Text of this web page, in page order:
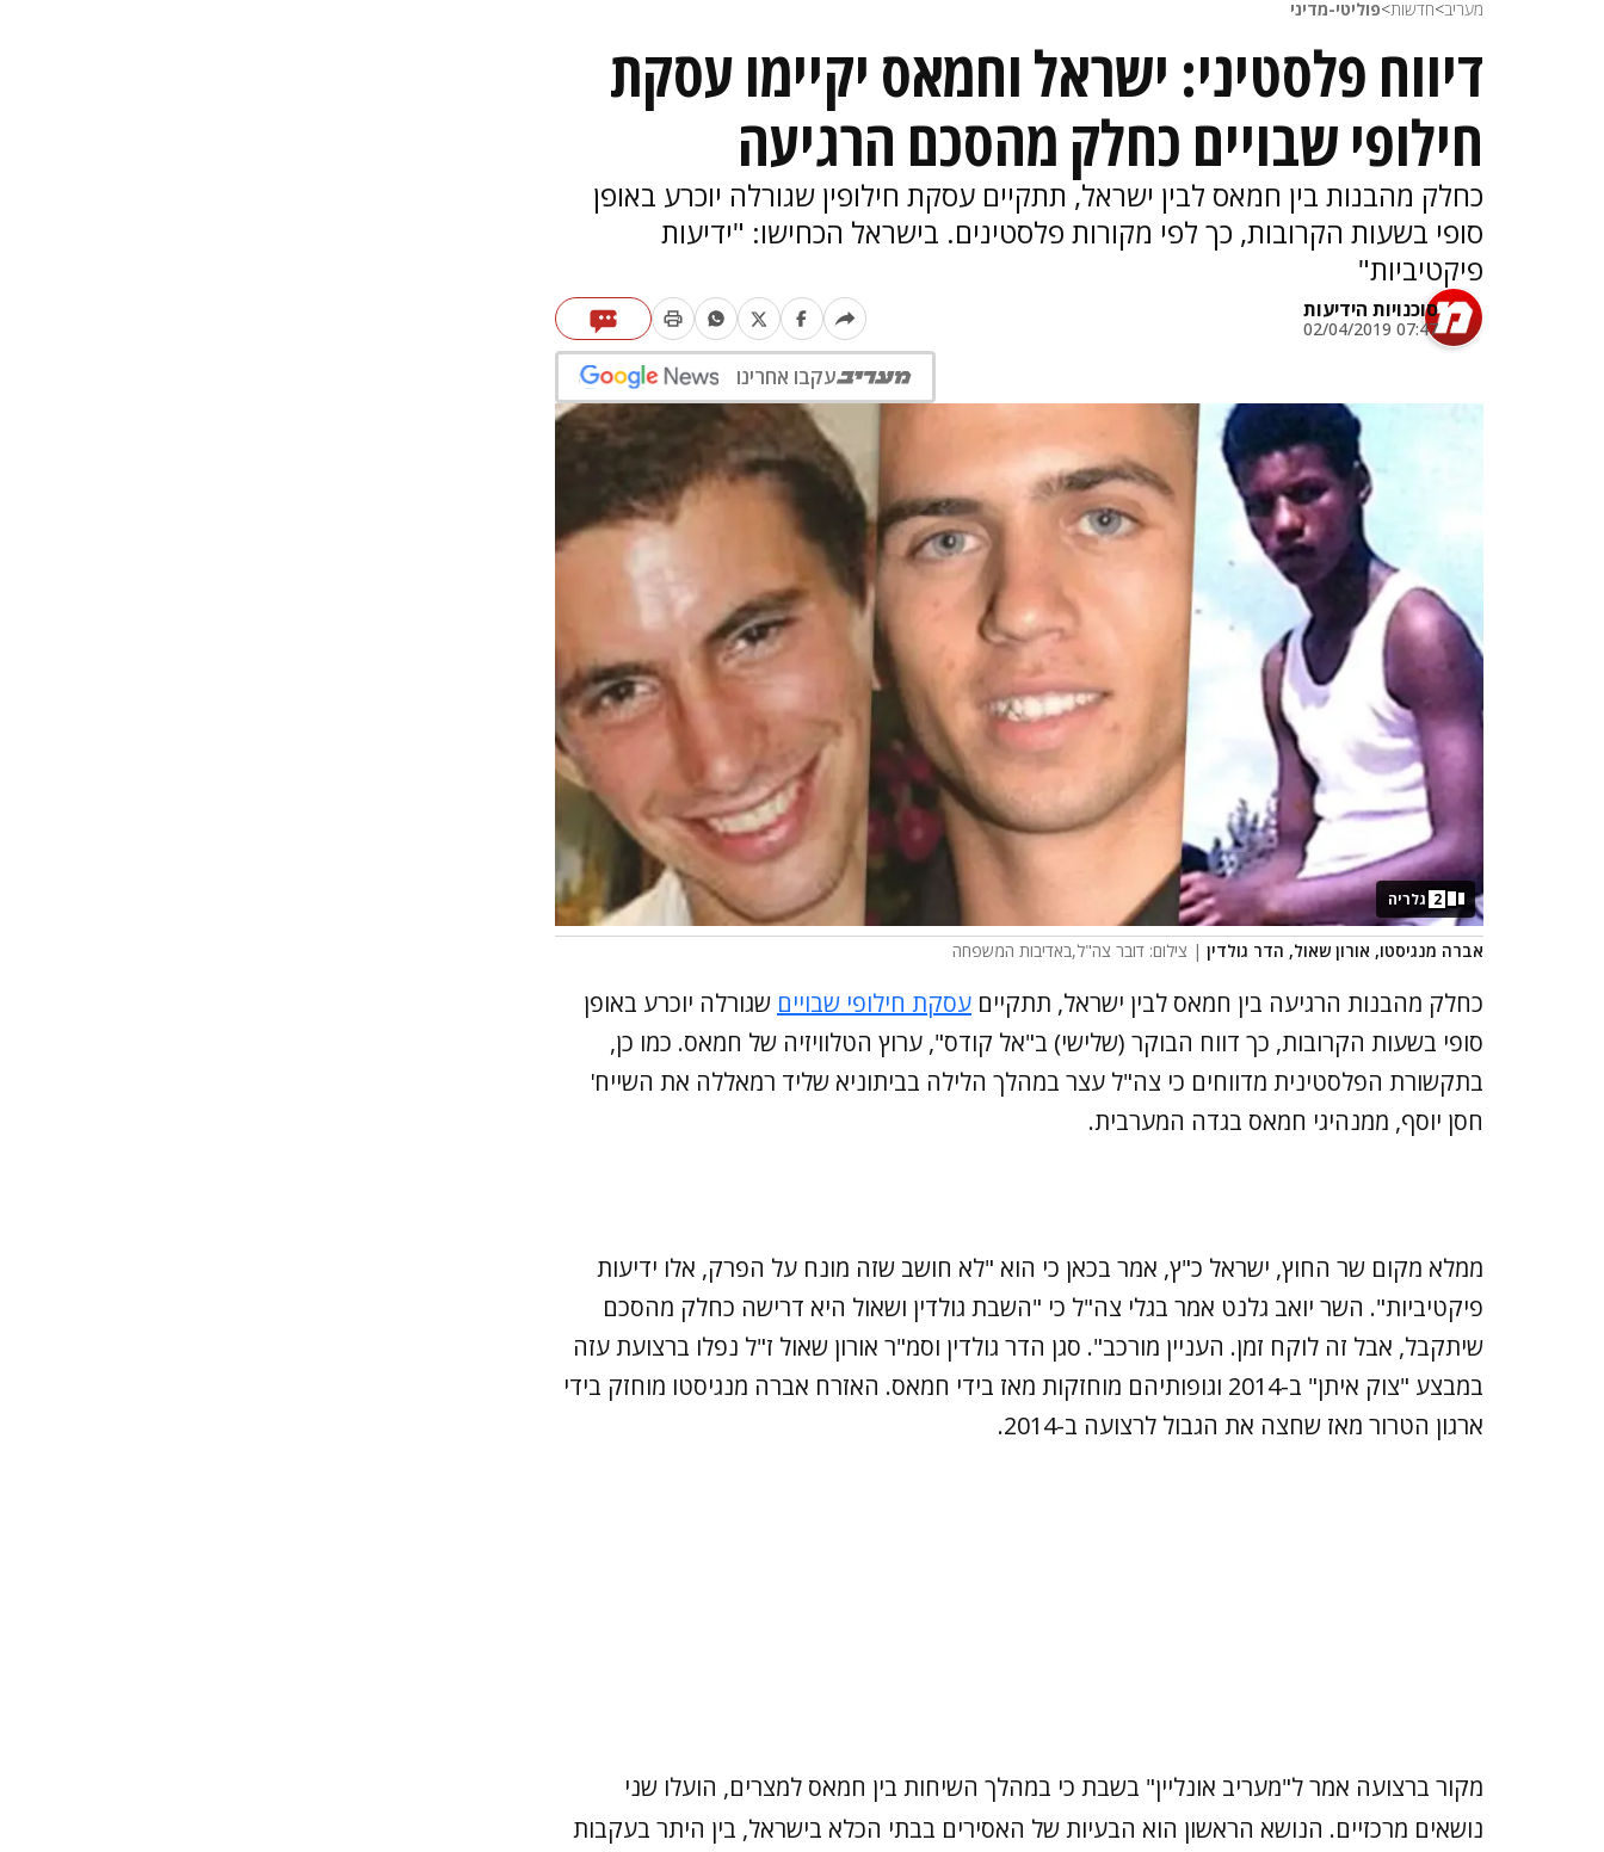
מעריב>חדשות>פוליטי-מדיני
דיווח פלסטיני: ישראל וחמאס יקיימו עסקת
חילופי שבויים כחלק מהסכם הרגיעה
כחלק מהבנות בין חמאס לבין ישראל, תתקיים עסקת חילופין שגורלה יוכרע באופן
סופי בשעות הקרובות, כך לפי מקורות פלסטינים. בישראל הכחישו: "ידיעות
פיקטיביות"
סוכנויות הידיעות
07:47 02/04/2019
עקבו אחרינו
אברה מנגיסטו, אורון שאול, הדר גולדין | צילום: דובר צה"ל,באדיבות המשפחה
2 גלריה
כחלק מהבנות הרגיעה בין חמאס לבין ישראל, תתקיים עסקת חילופי שבויים שגורלה יוכרע באופן
סופי בשעות הקרובות, כך דווח הבוקר (שלישי) ב"אל קודס", ערוץ הטלוויזיה של חמאס. כמו כן,
בתקשורת הפלסטינית מדווחים כי צה"ל עצר במהלך הלילה בביתוניא שליד רמאללה את השייח'
חסן יוסף, ממנהיגי חמאס בגדה המערבית.
ממלא מקום שר החוץ, ישראל כ"ץ, אמר בכאן כי הוא "לא חושב שזה מונח על הפרק, אלו ידיעות
פיקטיביות". השר יואב גלנט אמר בגלי צה"ל כי "השבת גולדין ושאול היא דרישה כחלק מהסכם
שיתקבל, אבל זה לוקח זמן. העניין מורכב". סגן הדר גולדין וסמ"ר אורון שאול ז"ל נפלו ברצועת עזה
במבצע "צוק איתן" ב-2014 וגופותיהם מוחזקות מאז בידי חמאס. האזרח אברה מנגיסטו מוחזק בידי
ארגון הטרור מאז שחצה את הגבול לרצועה ב-2014.
מקור ברצועה אמר ל"מעריב אונליין" בשבת כי במהלך השיחות בין חמאס למצרים, הועלו שני
נושאים מרכזיים. הנושא הראשון הוא הבעיות של האסירים בבתי הכלא בישראל, בין היתר בעקבות